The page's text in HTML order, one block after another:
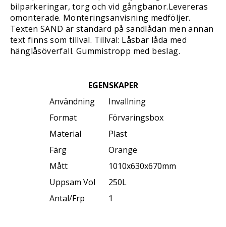
bilparkeringar, torg och vid gångbanor.Levereras
omonterade. Monteringsanvisning medföljer.
Texten SAND är standard på sandlådan men annan
text finns som tillval. Tillval: Låsbar låda med
hänglåsöverfall. Gummistropp med beslag.
EGENSKAPER
Användning
Invallning
Format
Förvaringsbox
Material
Plast
Färg
Orange
Mått
1010x630x670mm
Uppsam Vol
250L
Antal/Frp
1